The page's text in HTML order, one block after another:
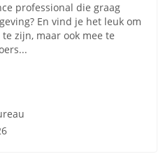
professional die graag
En vind je het leuk om
zijn, maar ook mee te